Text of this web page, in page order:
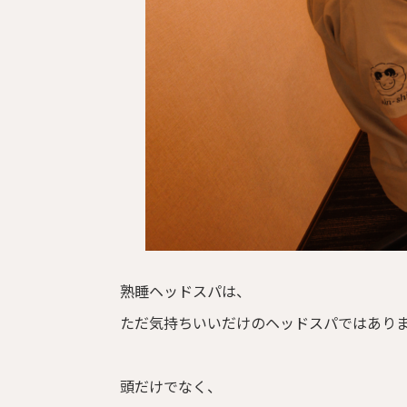
熟睡ヘッドスパは、
ただ気持ちいいだけのヘッドスパではあり
頭だけでなく、